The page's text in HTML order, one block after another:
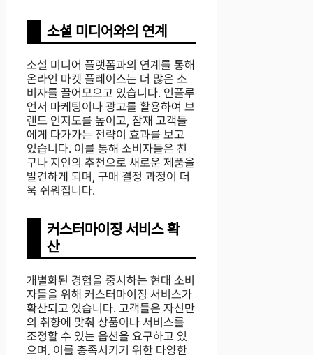
소셜 미디어와의 연계
소셜 미디어 플랫폼과의 연계를 통해
온라인 마켓 플레이스는 더 많은 소
비자를 끌어모으고 있습니다. 인플루
언서 마케팅이나 광고를 활용하여 브
랜드 인지도를 높이고, 잠재 고객들
에게 다가가는 전략이 효과를 보고
있습니다. 이를 통해 소비자들은 친
구나 지인의 추천으로 새로운 제품을
발견하게 되며, 구매 결정 과정이 더
욱 쉬워집니다.
커스터마이징 서비스 확
산
개별화된 경험을 중시하는 현대 소비
자들을 위해 커스터마이징 서비스가
확산되고 있습니다. 고객들은 자신만
의 취향에 맞춰 상품이나 서비스를
조정할 수 있는 옵션을 요구하고 있
으며, 이를 충족시키기 위한 다양한